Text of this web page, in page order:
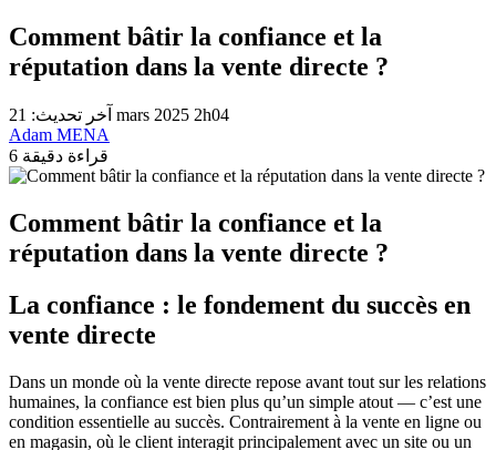
Comment bâtir la confiance et la
réputation dans la vente directe ?
آخر تحديث: 21 mars 2025 2h04
Adam MENA
6 قراءة دقيقة
Comment bâtir la confiance et la
réputation dans la vente directe ?
La confiance : le fondement du succès en
vente directe
Dans un monde où la vente directe repose avant tout sur les relations
humaines, la confiance est bien plus qu’un simple atout — c’est une
condition essentielle au succès. Contrairement à la vente en ligne ou
en magasin, où le client interagit principalement avec un site ou un